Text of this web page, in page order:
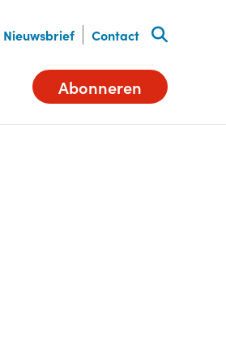
Nieuwsbrief Contact
Abonneren